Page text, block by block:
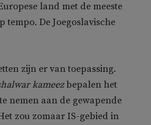
land met de meeste
tempo. De Joegoslavische
zijn er van toepassing.
kameezbepalen het
nemen aan de gewapende
zou zomaar IS-gebied in